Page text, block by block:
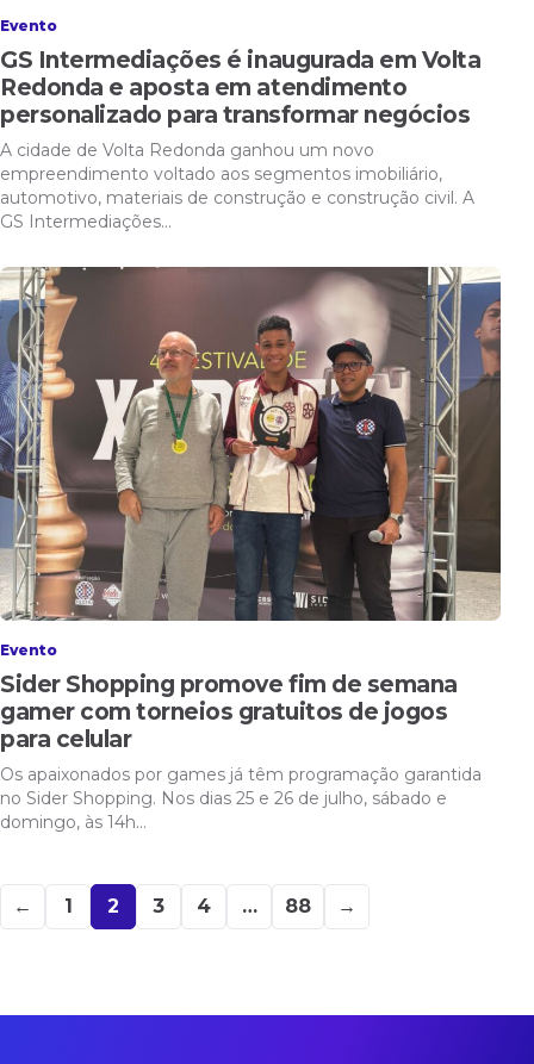
Evento
GS Intermediações é inaugurada em Volta
Redonda e aposta em atendimento
personalizado para transformar negócios
A cidade de Volta Redonda ganhou um novo
empreendimento voltado aos segmentos imobiliário,
automotivo, materiais de construção e construção civil. A
GS Intermediações…
Evento
Sider Shopping promove fim de semana
gamer com torneios gratuitos de jogos
para celular
Os apaixonados por games já têm programação garantida
no Sider Shopping. Nos dias 25 e 26 de julho, sábado e
domingo, às 14h…
Paginação de posts
← 1 2 3 4 … 88 →